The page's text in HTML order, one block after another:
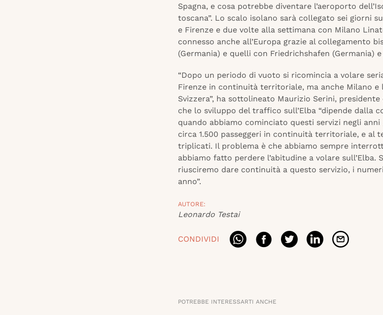
Spagna, e cosa potrebbe diventare l’aeroporto
toscana”. Lo scalo isolano sarà collegato sei giorni
e Firenze e due volte alla settimana con Milano
connesso anche all’Europa grazie al collegamento
(Germania) e quelli con Friedrichshafen (Germania)
“Dopo un periodo di vuoto si ricomincia a volare
Firenze in continuità territoriale, ma anche Milano e
Svizzera”, ha sottolineato Maurizio Serini, presidente
che lo sviluppo del traffico sull’Elba “dipende dalla
quando abbiamo cominciato questi servizi negli
circa 1.500 passeggeri in continuità territoriale, e al
triplicati. Il problema è che abbiamo sempre
abbiamo fatto perdere l’abitudine a volare sull’Elba.
riusciremo dare continuità a questo servizio, i
anno”.
AUTORE:
Leonardo Testai
CONDIVIDI
POTREBBE INTERESSARTI ANCHE